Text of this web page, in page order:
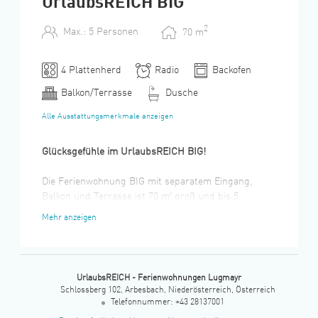
UrlaubsREICH BIG
Max.: 5 Personen 70 m2
4 Plattenherd Radio Backofen
Balkon/Terrasse Dusche
Alle Ausstattungsmerkmale anzeigen
Glücksgefühle im UrlaubsREICH BIG!
Die Ferienwohnung BIG mit separatem Eingang,
Balkon und Terrasse ist 70 m² groß und bis 5
Personen. 2 Schlafzimmer, Wohn- und Esszimmer,
Das UrlaubsREICH wurde 2019 renoviert und neu
eingerichtet. Die Möbel sind aus Fichte, das Holz des
Waldviertels. Das Steingrau wirst du nicht nur
sehen, sondern auch spüren: Die Kraft der Steine
Mehr anzeigen
UrlaubsREICH - Ferienwohnungen Lugmayr
Schlossberg 102 Arbesbach Niederösterreich
Österreich
Telefonnummer:+43 28137001